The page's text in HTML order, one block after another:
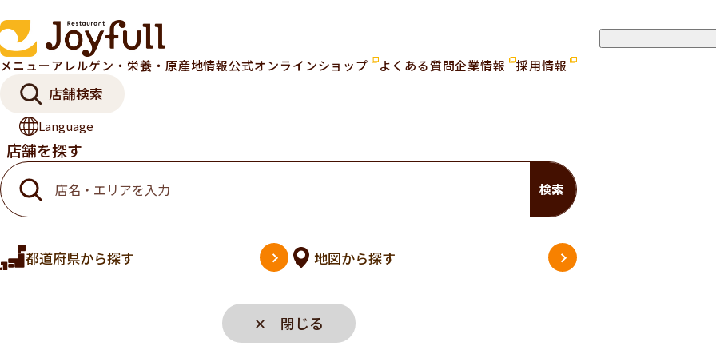
メニューアレルゲン・栄養・原産地情報公式オンラインショップ よくある質問企業情報 採用情報
店舗検索
Language
店舗を探す
検索
都道府県から探す 地図から探す
✕ 閉じる